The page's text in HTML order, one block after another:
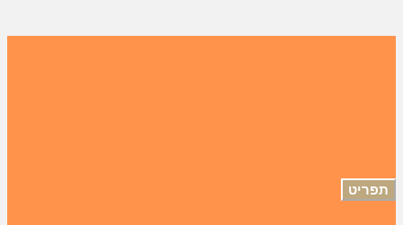
תפריט